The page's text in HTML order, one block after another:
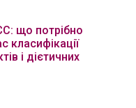
що потрібно
класифікації
і дієтичних